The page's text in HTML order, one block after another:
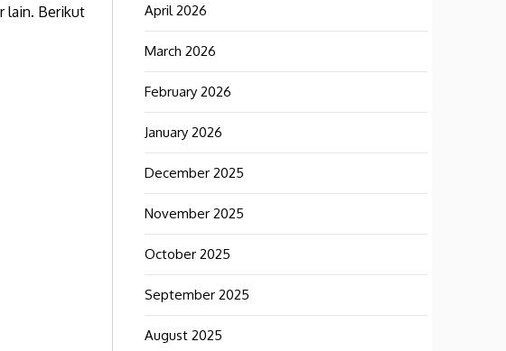
lain. Berikut
April 2026
March 2026
February 2026
January 2026
December 2025
November 2025
October 2025
September 2025
August 2025